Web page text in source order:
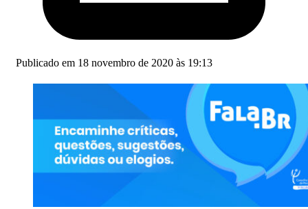
Publicado em 18 novembro de 2020 às 19:13